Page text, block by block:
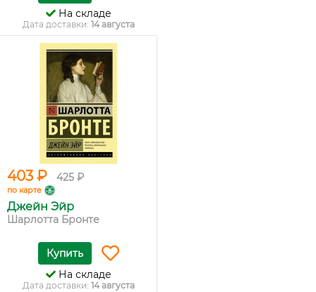
На складе
Дата доставки: 14 августа
403 ₽ 425 ₽
по карте
Джейн Эйр
Шарлотта Бронте
Купить
На складе
Дата доставки: 14 августа